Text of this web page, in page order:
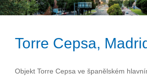
Torre Cepsa,
Objekt Torre Cepsa ve španělském